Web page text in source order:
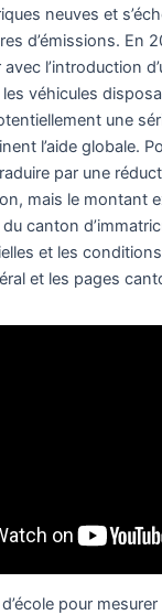
neuves et
d’émissions. En
l’introduction
véhicules
une
l’aide globale.
par une
mais le montant
canton
et les
et les pages
pour